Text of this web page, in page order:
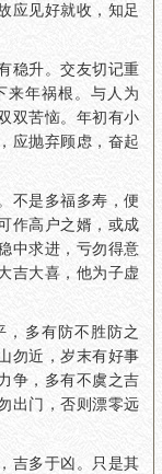
应见好就收，知足
稳升。交友切记重
来年祸根。与人为
双苦恼。年初有小
应抛弃顾虑，奋起
不是多福多寿，便
作高户之婿，或成
中求进，亏勿得意
吉大喜，他为子虚
，多有防不胜防之
勿近，岁末有好事
争，多有不虞之吉
出门，否则漂零远
吉多于凶。只是其